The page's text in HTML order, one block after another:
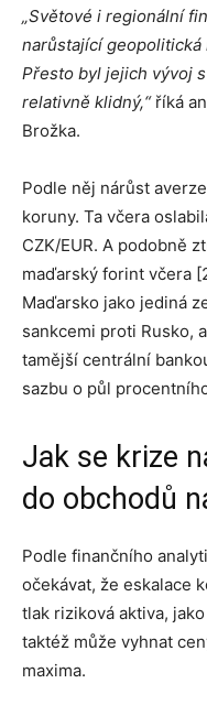
„Světové i regionální
narůstající geopolitická
Přesto byl jejich vývoj
relativně klidný,“říká
Brožka.
Podle něj nárůst
koruny. Ta včera
CZK/EUR. A podobně
maďarský forint včera
Maďarsko jako jediná
sankcemi proti Rusko,
tamější centrální
sazbu o půl
Jak se krize
do obchodů
Podle finančního
očekávat, že eskalace
tlak riziková aktiva,
taktéž může vyhnat
maxima.